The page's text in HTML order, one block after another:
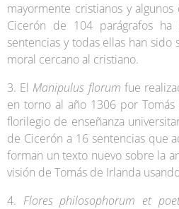
mayormente cristianos y
Cicerón de 104 parágrafos
sentencias y todas ellas han
moral cercano al cristiano.
3. El Manipulus florum fue
en torno al año 1306 por
florilegio de enseñanza
de Cicerón a 16 sentencias que
forman un texto nuevo sobre la
visión de Tomás de Irlanda
4. Flores philosophorum et